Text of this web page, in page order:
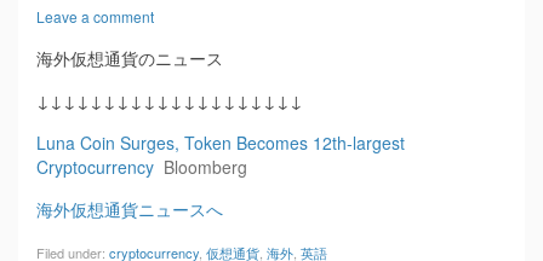
Leave a comment
海外仮想通貨のニュース
↓↓↓↓↓↓↓↓↓↓↓↓↓↓↓↓↓↓↓↓
Luna Coin Surges, Token Becomes 12th-largest
Cryptocurrency Bloomberg
海外仮想通貨ニュースへ
Filed under: cryptocurrency 仮想通貨 海外 英語